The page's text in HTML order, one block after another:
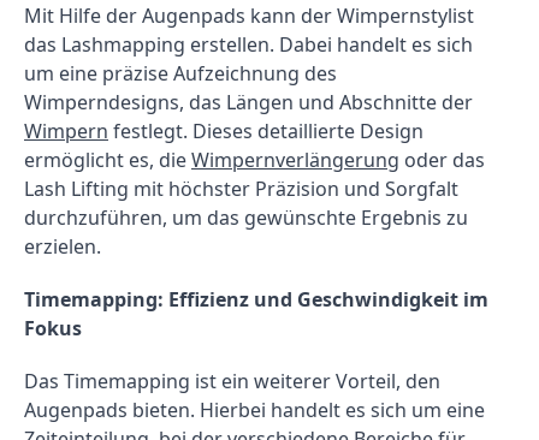
Mit Hilfe der Augenpads kann der Wimpernstylist
das Lashmapping erstellen. Dabei handelt es sich
um eine präzise Aufzeichnung des
Wimpern festlegt. Dieses detaillierte Design
ermöglicht es, die Wimpernverlängerung oder das
Lash Lifting mit höchster Präzision und Sorgfalt
durchzuführen, um das gewünschte Ergebnis zu
erzielen.
Timemapping: Effizienz und Geschwindigkeit im
Fokus
Das Timemapping ist ein weiterer Vorteil, den
Augenpads bieten. Hierbei handelt es sich um eine